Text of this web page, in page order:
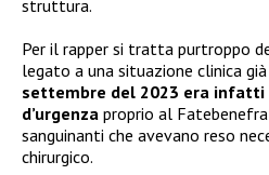
struttura.
Per il rapper si tratta purtroppo
legato a una situazione clinica
settembre del 2023 era
d’urgenza proprio al
sanguinanti che avevano reso
chirurgico.